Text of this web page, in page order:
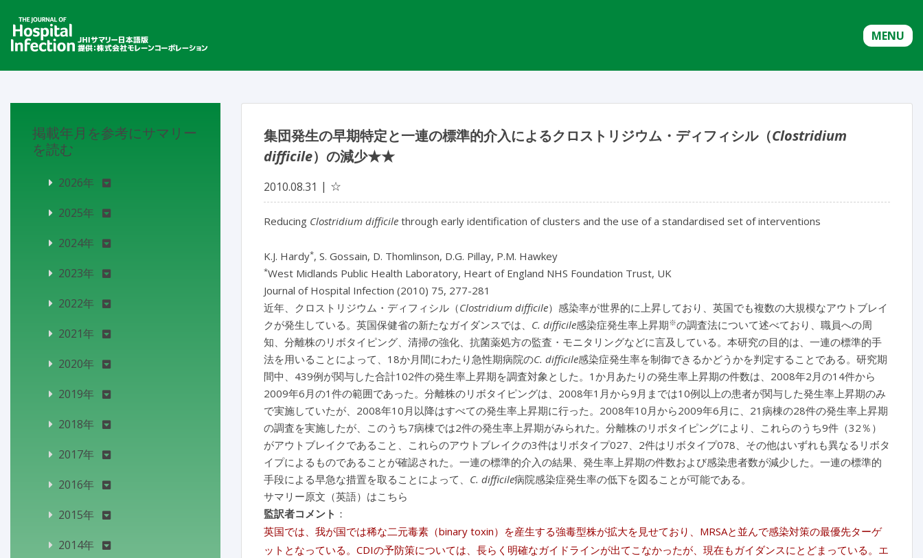
MENU
集団発生の早期特定と一連の標準的介入によるクロストリジウム・ディフィシル（Clostridium
difficile）の減少★★
2010.08.31 ☆
Reducing Clostridium difficile through early identification of clusters and the use of a standardised set of interventions
K.J. Hardy*, S. Gossain, D. Thomlinson, D.G. Pillay, P.M. Hawkey
*West Midlands Public Health Laboratory, Heart of England NHS Foundation Trust, UK
Journal of Hospital Infection (2010) 75, 277-281
近年、クロストリジウム・ディフィシル（Clostridium difficile）感染率が世界的に上昇しており、英国でも複数の大規模なアウトブレイ
クが発生している。英国保健省の新たなガイダンスでは、 C. difficile感染症発生率上昇期※の調査法について述べており、職員への周
知、分離株のリボタイピング、清掃の強化、抗菌薬処方の監査・モニタリングなどに言及している。本研究の目的は、一連の標準的手
法を用いることによって、18か月間にわたり急性期病院のC. difficile感染症発生率を制御できるかどうかを判定することである。研究期
間中、439例が関与した合計102件の発生率上昇期を調査対象とした。1か月あたりの発生率上昇期の件数は、2008年2月の14件から
2009年6月の1件の範囲であった。分離株のリボタイピングは、2008年1月から9月までは10例以上の患者が関与した発生率上昇期のみ
で実施していたが、2008年10月以降はすべての発生率上昇期に行った。2008年10月から2009年6月に、21病棟の28件の発生率上昇期
の調査を実施したが、このうち7病棟では2件の発生率上昇期がみられた。分離株のリボタイピングにより、これらのうち9件（32％）
がアウトブレイクであること、これらのアウトブレイクの3件はリボタイプ027、2件はリボタイプ078、その他はいずれも異なるリボタ
イプによるものであることが確認された。一連の標準的介入の結果、発生率上昇期の件数および感染患者数が減少した。一連の標準的
手段による早急な措置を取ることによって、 C. difficile病院感染症発生率の低下を図ることが可能である。
サマリー原文（英語）はこちら
監訳者コメント ：
英国では、我が国では稀な二元毒素（binary toxin）を産生する強毒型株が拡大を見せており、MRSAと並んで感染対策の最優先ターゲ
ットとなっている。CDIの予防策については、長らく明確なガイドラインが出てこなかったが、現在もガイダンスにとどまっている。エ
掲載年月を参考にサマリー
を読む
2026年
2025年
2024年
2023年
2022年
2021年
2020年
2019年
2018年
2017年
2016年
2015年
2014年